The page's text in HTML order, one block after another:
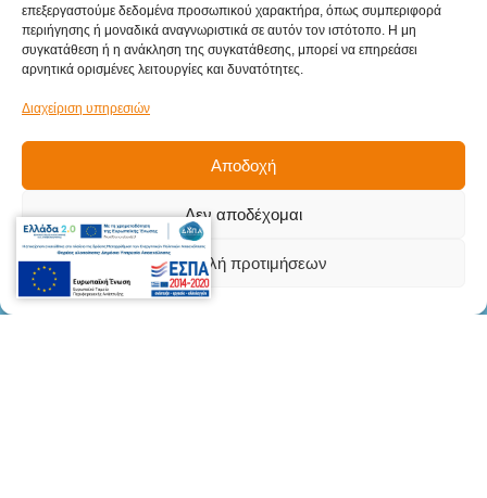
επεξεργαστούμε δεδομένα προσωπικού χαρακτήρα, όπως συμπεριφορά
περιήγησης ή μοναδικά αναγνωριστικά σε αυτόν τον ιστότοπο. Η μη
συγκατάθεση ή η ανάκληση της συγκατάθεσης, μπορεί να επηρεάσει
αρνητικά ορισμένες λειτουργίες και δυνατότητες.
Διαχείριση υπηρεσιών
Αποδοχή
Δεν αποδέχομαι
Προβολή προτιμήσεων
Sitemap
Αρχική
Υπηρεσίες
Βιομηχανικοί κλάδοι
Επικοινωνία
Στοιχεία Επικοινωνίας
Γληνού Δημήτριου 5Β, Μενεμένη,